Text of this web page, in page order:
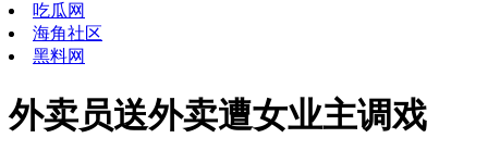
吃瓜网
海角社区
黑料网
外卖员送外卖遭女业主调戏